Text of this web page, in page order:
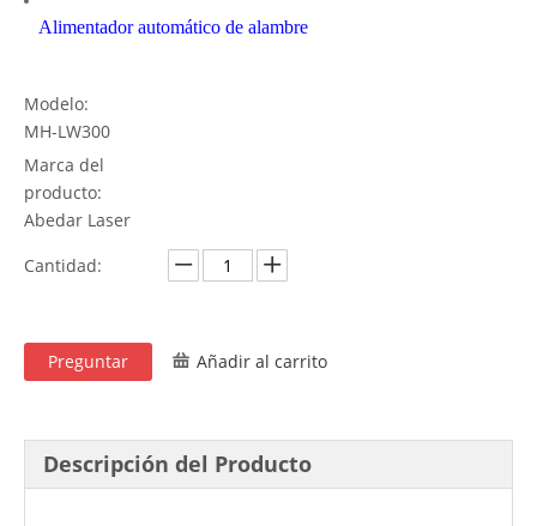
Alimentador automático de alambre
Modelo:
MH-LW300
Marca del
producto:
Abedar Laser
Cantidad:
Preguntar Añadir al carrito
Descripción del Producto